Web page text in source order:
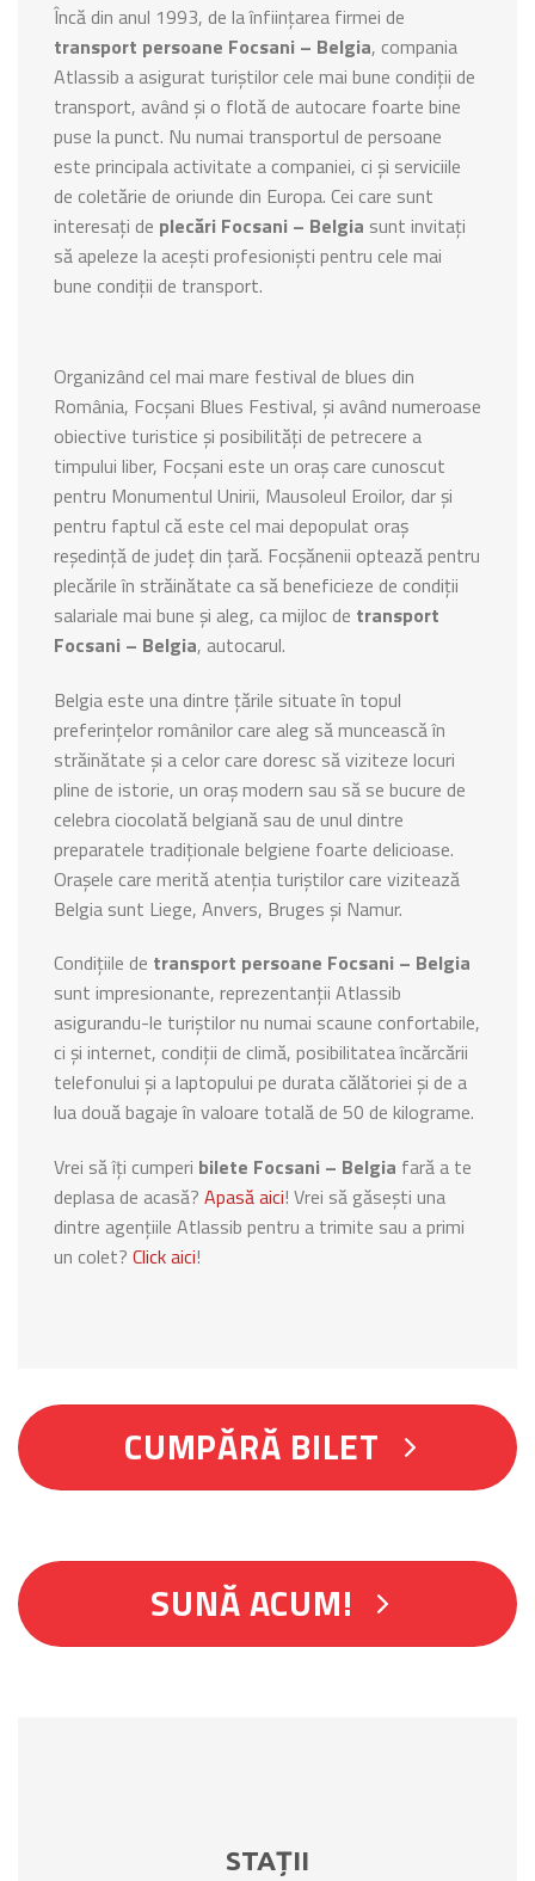
Încă din anul 1993, de la înființarea firmei de
transport persoane Focsani – Belgia, compania
Atlassib a asigurat turiștilor cele mai bune condiții de
transport, având și o flotă de autocare foarte bine
puse la punct. Nu numai transportul de persoane
este principala activitate a companiei, ci și serviciile
de coletărie de oriunde din Europa. Cei care sunt
interesați de plecări Focsani – Belgia sunt invitați
să apeleze la acești profesioniști pentru cele mai
bune condiții de transport.
Organizând cel mai mare festival de blues din
România, Focșani Blues Festival, și având numeroase
obiective turistice și posibilități de petrecere a
timpului liber, Focșani este un oraș care cunoscut
pentru Monumentul Unirii, Mausoleul Eroilor, dar și
pentru faptul că este cel mai depopulat oraș
reședință de județ din țară. Focșănenii optează pentru
plecările în străinătate ca să beneficieze de condiții
salariale mai bune și aleg, ca mijloc de transport
Focsani – Belgia, autocarul.
Belgia este una dintre țările situate în topul
preferințelor românilor care aleg să muncească în
străinătate și a celor care doresc să viziteze locuri
pline de istorie, un oraș modern sau să se bucure de
celebra ciocolată belgiană sau de unul dintre
preparatele tradiționale belgiene foarte delicioase.
Orașele care merită atenția turiștilor care vizitează
Belgia sunt Liege, Anvers, Bruges și Namur.
Condițiile de transport persoane Focsani – Belgia
sunt impresionante, reprezentanții Atlassib
asigurandu-le turiștilor nu numai scaune confortabile,
ci și internet, condiții de climă, posibilitatea încărcării
telefonului și a laptopului pe durata călătoriei și de a
lua două bagaje în valoare totală de 50 de kilograme.
Vrei să îți cumperi bilete Focsani – Belgia fară a te
deplasa de acasă? Apasă aici! Vrei să găsești una
dintre agențiile Atlassib pentru a trimite sau a primi
un colet? Click aici!
CUMPĂRĂ BILET
SUNĂ ACUM!
STAȚII